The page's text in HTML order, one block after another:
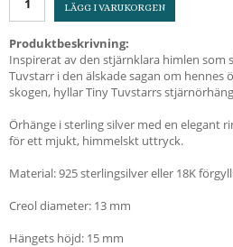
LÄGG I VARUKORGEN
Produktbeskrivning:
Inspirerat av den stjärnklara himlen som
Tuvstarr i den älskade sagan om hennes
skogen, hyllar Tiny Tuvstarrs
Örhänge i sterling silver med en elegant
för ett mjukt, himmelskt uttryck.
Material: 925 sterlingsilver eller 18K
Creol diameter: 13 mm
Hängets höjd: 15 mm